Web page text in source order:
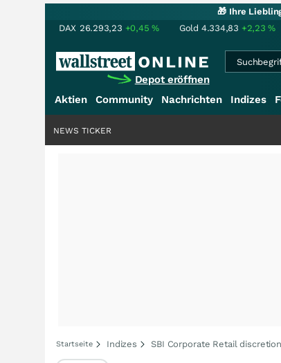
🎁 Ihre
DAX 26.293,23 +0,45% Gold 4.334,83 +2,23%
Depot eröffnen
Aktien Community Nachrichten Indizes
NEWS TICKER
Startseite Indizes SBI Corporate Retail